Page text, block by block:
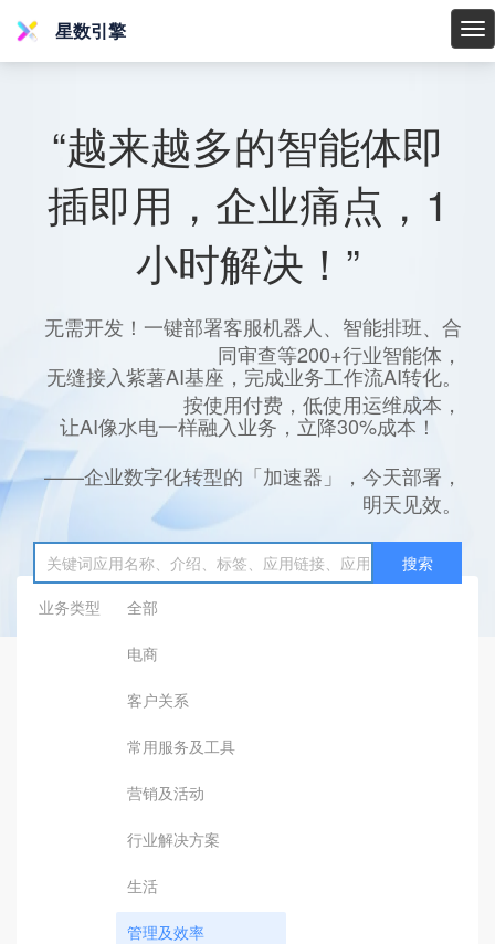
星
星数引擎
“越来越多的智能体即
插即用，企业痛点，1
小时解决！”
无需开发！一键部署客服机器人、智能排班、合
同审查等200+行业智能体，
无缝接入紫薯AI基座，完成业务工作流AI转化。
按使用付费，低使用运维成本，
让AI像水电一样融入业务，立降30%成本！
——企业数字化转型的「加速器」，今天部署，
明天见效。
搜索
业务类型
全部
电商
客户关系
常用服务及工具
营销及活动
行业解决方案
生活
管理及效率